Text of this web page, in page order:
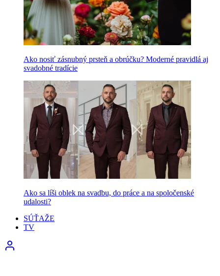
Ako nosiť zásnubný prsteň a obrúčku? Moderné pravidlá aj
svadobné tradície
Ako sa líši oblek na svadbu, do práce a na spoločenské
udalosti?
SÚŤAŽE
TV